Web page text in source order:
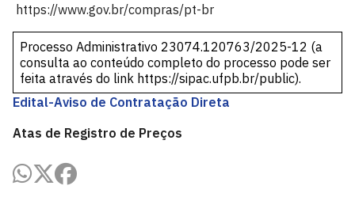
https://www.gov.br/compras/pt-br
Processo Administrativo 23074.120763/2025-12 (a
consulta ao conteúdo completo do processo pode ser
feita através do link https://sipac.ufpb.br/public).
Edital-Aviso de Contratação Direta
Atas de Registro de Preços